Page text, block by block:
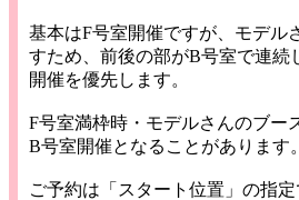
基本はF号室開催ですが、モデル
すため、前後の部がB号室で連続
開催を優先します。
F号室満枠時・モデルさんのブー
B号室開催となることがあります。
ご予約は「スタート位置」の指